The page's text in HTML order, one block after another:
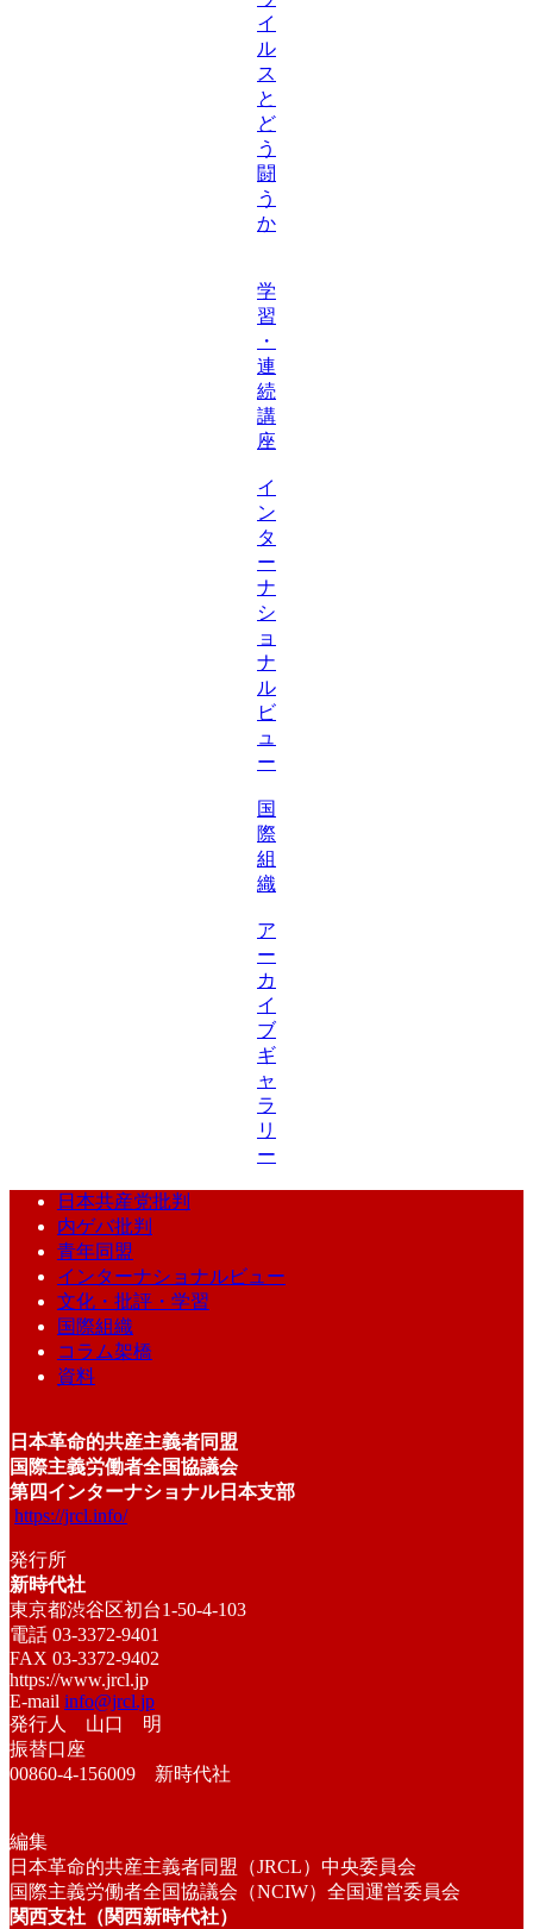
イ
ル
ス
と
ど
う
闘
う
か
学
習
・
連
続
講
座
イ
ン
タ
ー
ナ
シ
ョ
ナ
ル
ビ
ュ
ー
国
際
組
織
ア
ー
カ
イ
ブ
ギ
ャ
ラ
リ
ー
日本共産党批判
内ゲバ批判
青年同盟
インターナショナルビュー
文化・批評・学習
国際組織
コラム架橋
資料
日本革命的共産主義者同盟
国際主義労働者全国協議会
第四インターナショナル日本支部
https://jrcl.info/
発行所
新時代社
東京都渋谷区初台1-50-4-103
電話 03-3372-9401
FAX 03-3372-9402
https://www.jrcl.jp
E-mail info@jrcl.jp
発行人 山口 明
振替口座
00860-4-156009 新時代社
編集
日本革命的共産主義者同盟（JRCL）中央委員会
国際主義労働者全国協議会（NCIW）全国運営委員会
関西支社（関西新時代社）